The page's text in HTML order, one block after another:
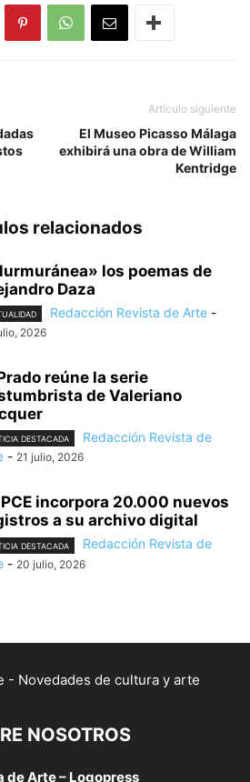
Artículo siguiente
El Museo Picasso Málaga
exhibirá una obra de William
Kentridge
relacionados
los poemas de
Daza
Redacción Revista de Arte -
2026
reúne la serie
de Valeriano
DESTACADA
Redacción Revista de
- 21 julio, 2026
incorpora 20.000 nuevos
a su archivo digital
DESTACADA
Redacción Revista de
- 20 julio, 2026
NOSOTROS
de Arte – Logopress